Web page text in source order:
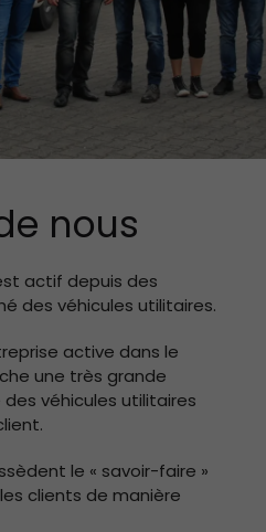
nous
actif depuis des
des véhicules utilitaires.
active dans le
une très grande
véhicules utilitaires
le « savoir-faire »
clients de manière